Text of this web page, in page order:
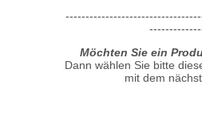
Möchten Sie ein
Dann wählen Sie bitte
mit dem